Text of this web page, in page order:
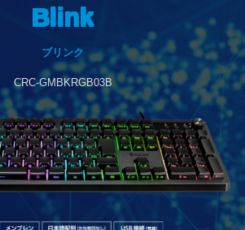
Blink
ブリンク
CRC-GMBKRGB03B